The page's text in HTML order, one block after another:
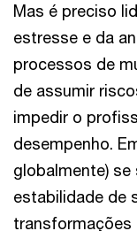
Mas é preciso
estresse e da
processos de
de assumir
impedir o
desempenho.
globalmente)
estabilidade de
transformações